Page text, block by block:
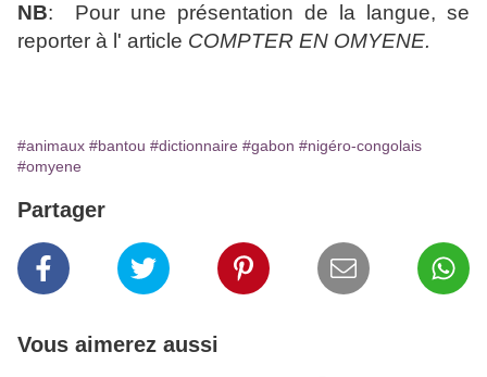
NB: Pour une présentation de la langue, se
reporter à l' article COMPTER EN OMYENE.
#animaux #bantou #dictionnaire #gabon #nigéro-congolais
#omyene
Partager
Vous aimerez aussi